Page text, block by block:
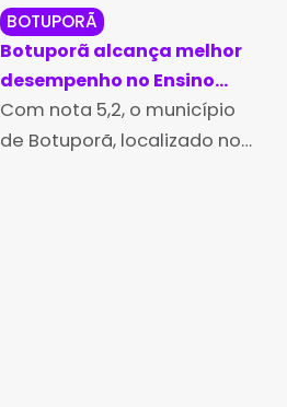
BOTUPORÃ
Botuporã alcança melhor
desempenho no Ensino
Médio da Bahia no Ideb
2025
Com nota 5,2, o município
de Botuporã, localizado no